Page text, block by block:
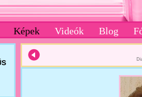
Képek Videók Blog